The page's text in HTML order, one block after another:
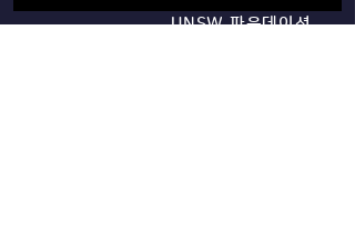
UNSW 파운데이션